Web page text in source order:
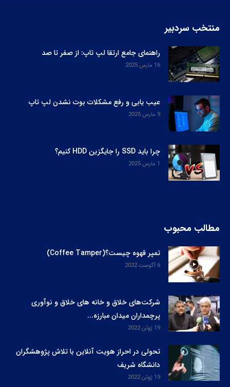
منتخب سردبیر
راهنمای جامع ارتقا لپ‌ تاپ: از صفر تا صد
16 مارس 2025
عیب یابی و رفع مشکلات بوت نشدن لپ‌ تاپ
9 مارس 2025
چرا باید SSD را جایگزین HDD کنیم؟
1 مارس 2025
مطالب محبوب
تمپر قهوه چیست؟(Coffee Tamper)
6 آگوست 2022
شرکت‌های خلاق و خانه های خلاق و نوآوری
پرچمداران میدان مبارزه...
19 ژوئن 2022
تحولی در احراز هویت آنلاین با تلاش پژوهشگران
دانشگاه شریف
19 ژوئن 2022